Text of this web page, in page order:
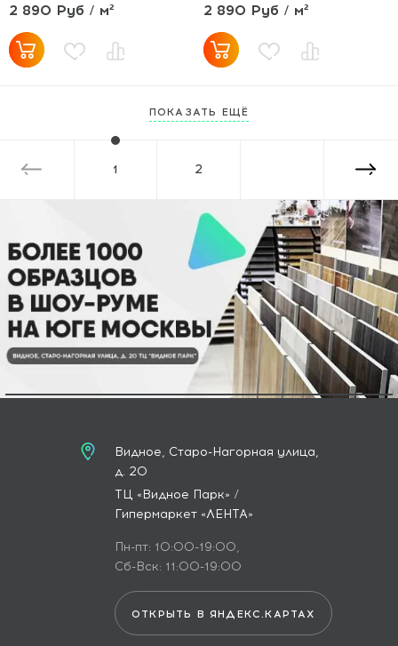
2 890 Руб / м² 2 890 Руб / м²
ПОКАЗАТЬ ЕЩЁ
1 2
Видное, Старо-Нагорная улица,
д. 20
ТЦ «Видное Парк» /
Гипермаркет «ЛЕНТА»
Пн-пт: 10:00-19:00,
Сб-Вск: 11:00-19:00
ОТКРЫТЬ В ЯНДЕКС.КАРТАХ